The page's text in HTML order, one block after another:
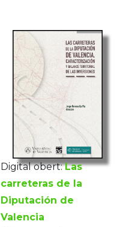
Digital obert: Las
carreteras de la
Diputación de
Valencia